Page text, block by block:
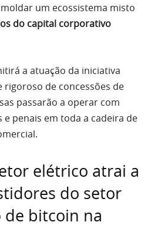
um ecossistema misto
do capital corporativo
a atuação da iniciativa
de concessões de
passarão a operar com
penais em toda a cadeira de
elétrico atrai a
do setor
de bitcoin na